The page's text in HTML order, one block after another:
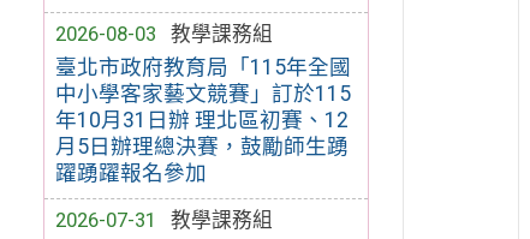
2026-08-03
教學課務組
臺北市政府教育局「115年全國
中小學客家藝文競賽」訂於115
年10月31日辦 理北區初賽、12
月5日辦理總決賽，鼓勵師生踴
躍踴躍報名參加
2026-07-31
教學課務組